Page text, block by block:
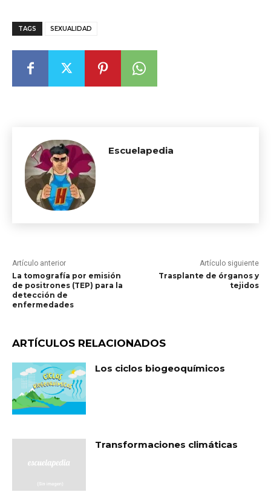
TAGS SEXUALIDAD
Escuelapedia
Artículo anterior
La tomografía por emisión
de positrones (TEP) para la
detección de
enfermedades
Artículo siguiente
Trasplante de órganos y
tejidos
ARTÍCULOS RELACIONADOS
Los ciclos biogeoquímicos
Transformaciones climáticas